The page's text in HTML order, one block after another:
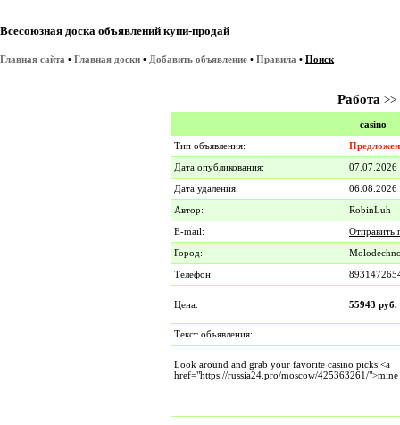
Всесоюзная доска объявлений купи-продай
Главная сайта • Главная доски • Добавить объявление • Правила • Поиск
Работа >>
casino
Тип объявления:
Дата опубликования:
Дата удаления:
06.08.2026
Автор:
RobinLuh
E-mail:
Отправить
Город:
Телефон:
Цена: 55943 руб.
Текст объявления:
Look around and grab your favorite casino picks <a
href="https://russia24.pro/moscow/425363261/">mine